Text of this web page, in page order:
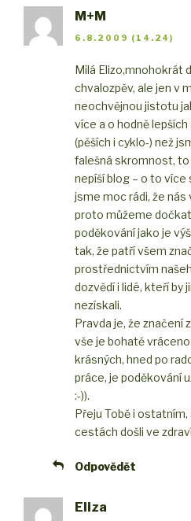
M+M
6.8.2009 (14.24)
Milá Elizo,mnohokrát
chvalozpěv, ale jen v
neochvějnou jistotu
více a o hodně
(pěších i cyklo-) než
falešná skromnost, to
nepíší blog – o to více
jsme moc rádi, že nás
proto můžeme
poděkování jako je
tak, že patří všem
prostřednictvím
dozvědí i lidé, kteří by
nezískali.
Pravda je, že značení
vše je bohatě
krásných, hned po
práce, je poděkování
:-)).
Přeju Tobě i
cestách došli ve
Odpovědět
Eliza